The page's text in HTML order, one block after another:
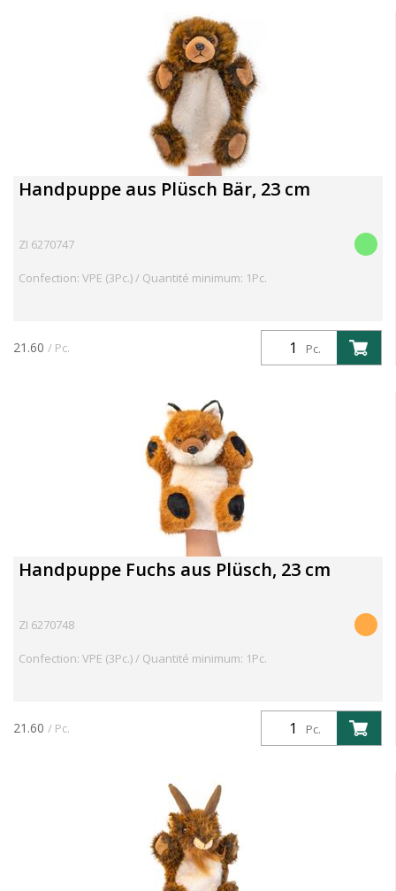
Handpuppe aus Plüsch Bär, 23 cm
ZI 6270747
Confection: VPE (3Pc.) / Quantité minimum: 1Pc.
Pc.
21.60 / Pc.
Handpuppe Fuchs aus Plüsch, 23 cm
ZI 6270748
Confection: VPE (3Pc.) / Quantité minimum: 1Pc.
Pc.
21.60 / Pc.